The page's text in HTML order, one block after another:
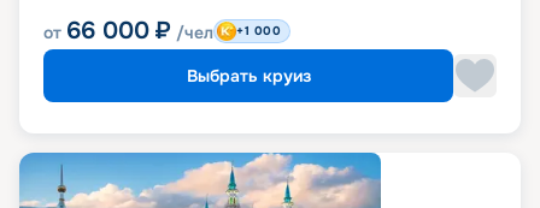
от 66 000 ₽ /чел +1 000
Выбрать круиз